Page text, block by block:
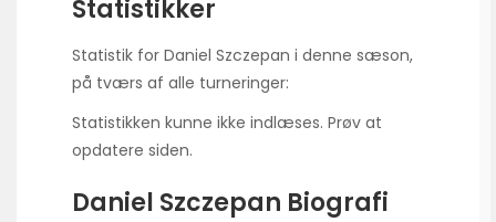
Statistikker
Statistik for Daniel Szczepan i denne sæson,
på tværs af alle turneringer:
Statistikken kunne ikke indlæses. Prøv at
opdatere siden.
Daniel Szczepan Biografi